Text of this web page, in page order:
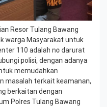
Resor Tulang Bawang
warga Masyarakat untuk
110 adalah no darurat
polisi, dengan adanya
memudahkan
masalah terkait keamanan,
berkaitan dengan
Polres Tulang Bawang